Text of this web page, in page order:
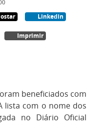
Linkedin
Imprimir
beneficiados com
lista com o nome dos
no Diário Oficial